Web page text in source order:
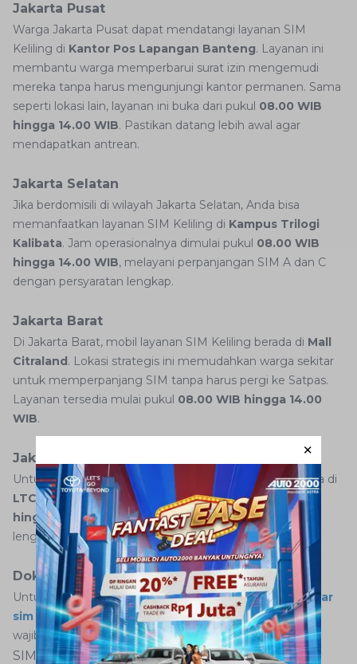
Jakarta Pusat
Warga Jakarta Pusat dapat mendatangi layanan SIM
Keliling di Kantor Pos Lapangan Banteng. Layanan ini
membantu warga memperbarui surat izin mengemudi
mereka tanpa harus mengunjungi kantor permanen. Sama
seperti lokasi lain, layanan ini buka dari pukul 08.00 WIB
hingga 14.00 WIB. Pastikan datang lebih awal agar
mendapatkan antrean.
Jakarta Selatan
Jika berdomisili di wilayah Jakarta Selatan, Anda bisa
memanfaatkan layanan SIM Keliling di Kampus Trilogi
Kalibata. Jam operasionalnya dimulai pukul 08.00 WIB
hingga 14.00 WIB, melayani perpanjangan SIM A dan C
dengan persyaratan lengkap.
Jakarta Barat
Di Jakarta Barat, mobil layanan SIM Keliling berada di Mall
Citraland . Lokasi strategis ini memudahkan warga sekitar
untuk memperpanjang SIM tanpa harus pergi ke Satpas.
Layanan tersedia mulai pukul 08.00 WIB hingga 14.00
WIB.
Jakarta Utara
Untuk warga Jakarta Utara, layanan SIM Keliling tersedia di
LTC Glodok . Operasionalnya dimulai pukul08.00 WIB
hingga 14.00 WIB. Jangan lupa membawa dokumen
lengkap untuk mempercepat proses perpanjangan.
Dokumen Wajib Untuk Perpanjang SIM
Untuk melakukan perpanjangan SIM sama sepertidaftar
sim online, Anda harus membawa beberapa dokumen
wajib ini:
SIM lama (asli dan fotokopi)